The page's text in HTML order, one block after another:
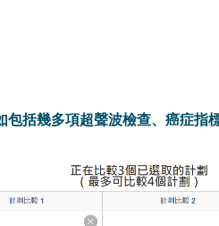
包括幾多項超聲波檢查、癌症指